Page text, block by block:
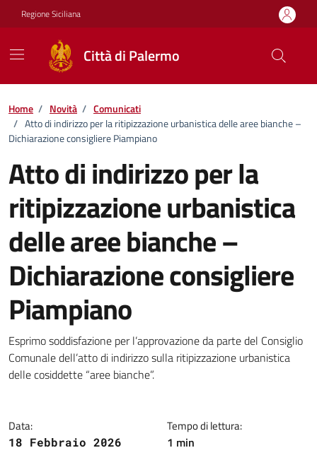
Vai ai contenuti
Vai al footer
Regione Siciliana
Città di Palermo
Home / Novità / Comunicati
/ Atto di indirizzo per la ritipizzazione urbanistica delle aree bianche –
Dichiarazione consigliere Piampiano
Atto di indirizzo per la
ritipizzazione urbanistica
delle aree bianche –
Dichiarazione consigliere
Piampiano
Dettagli della notizia
Esprimo soddisfazione per l’approvazione da parte del Consiglio
Comunale dell’atto di indirizzo sulla ritipizzazione urbanistica
delle cosiddette “aree bianche”.
Data:
18 Febbraio 2026
Tempo di lettura:
1 min